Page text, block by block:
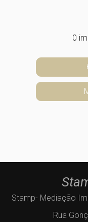
0
Stamp- Mediação
Rua